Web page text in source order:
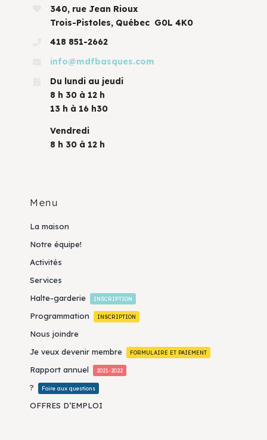
340, rue Jean Rioux
Trois-Pistoles, Québec G0L 4K0
418 851-2662
info@mdfbasques.com
Du lundi au jeudi
8 h 30 à 12 h
13 h à 16 h30
Vendredi
8 h 30 à 12 h
Menu
La maison
Notre équipe!
Activités
Services
Halte-garderie
INSCRIPTION
Programmation INSCRIPTION
Nous joindre
Je veux devenir membre
FORMULAIRE ET PAIEMENT
Rapport annuel 2021-2022
? Foire aux questions
OFFRES D’EMPLOI